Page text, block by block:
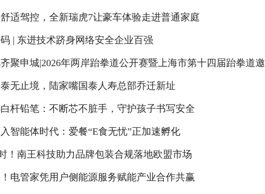
适驾控，全新瑞虎7让豪车体验走进普通家庭
| 东进技术跻身网络安全企业百强
聚申城|2026年两岸跆拳道公开赛暨上海市第十四届跆拳道邀
无止境，陆家嘴国泰人寿总部乔迁新址
杆铅笔：不断芯不脏手，守护孩子书写安全
智能体时代：爱餐“E食无忧”正加速孵化
！南王科技助力品牌包装合规落地欧盟市场
电管家凭用户侧能源服务赋能产业合作共赢